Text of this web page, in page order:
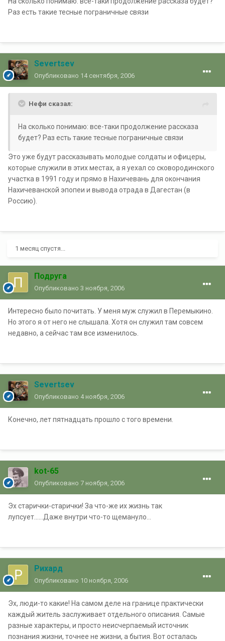
Раз есть такие тесные пограничные связи
Severtsev
Опубликовано 14 сентября, 2006
Нефи сказал:
На сколько понимаю: все-таки продолжение рассказа
будет? Раз есть такие тесные пограничные связи
Это уже будут рассказывать молодые солдаты и офицеры,
которые служили в этих местах, а я уехал со сковородинского
участка в 1991 году и прямо в Нахичевань для окончания
Нахичеванской эпопеи и вывода отрада в Дагестан (в
Россию).
1 месяц спустя...
Подруга
Опубликовано 3 ноября, 2006
Интересно было почитать. У меня муж служил в Перемыкино.
Но этого я от него не слышала. Хотя он служил там совсем
недавно, а сейчас там все изменилось.
Severtsev
Опубликовано 4 ноября, 2006
Конечно, лет пятнадцать прошло с того времени.
kot-65
Опубликовано 7 ноября, 2006
Эх старички-старички! За что-же их жизнь так
лупсует......Даже внутри что-то щемануло...
Рихард
Опубликовано 10 ноября, 2006
Эх, люди-то какие! На самом деле на границе практически
каждый житель заслуживает отдельного описания. Самые
разные характеры, и просто неисчерпаемый источник
познания жизни, точнее не жизни, а бытия. Вот осталась